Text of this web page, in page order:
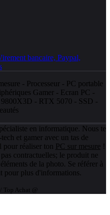
- Processeur- PC portable
Gamer - Ecran PC -
9800X3D - RTX 5070 - SSD -
en informatique. Nous te
et gamer avec un tas de
pour réaliser ton PC sur mesure !
contractuelles; le produit ne
de la photo. Se référer à
pour plus d'informations.
Top Achat @